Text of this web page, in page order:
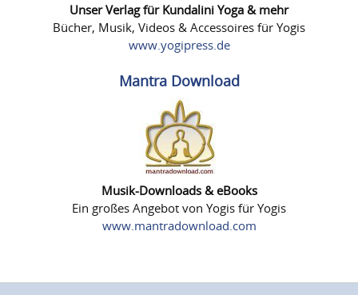
Unser Verlag für Kundalini Yoga & mehr
Bücher, Musik, Videos & Accessoires für Yogis
www.yogipress.de
Mantra Download
Musik-Downloads & eBooks
Ein großes Angebot von Yogis für Yogis
www.mantradownload.com